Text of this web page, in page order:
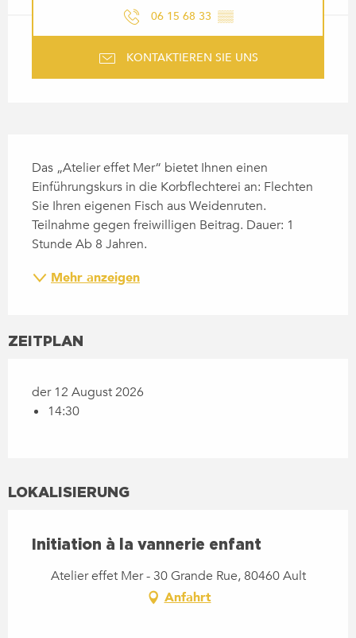
06 15 68 33 ▒▒
KONTAKTIEREN SIE UNS
Das „Atelier effet Mer“ bietet Ihnen einen
Einführungskurs in die Korbflechterei an: Flechten
Sie Ihren eigenen Fisch aus Weidenruten.
Teilnahme gegen freiwilligen Beitrag. Dauer: 1
Stunde Ab 8 Jahren.
Mehr anzeigen
ZEITPLAN
der 12 August 2026
14:30
LOKALISIERUNG
Initiation à la vannerie enfant
Atelier effet Mer - 30 Grande Rue, 80460 Ault
Anfahrt